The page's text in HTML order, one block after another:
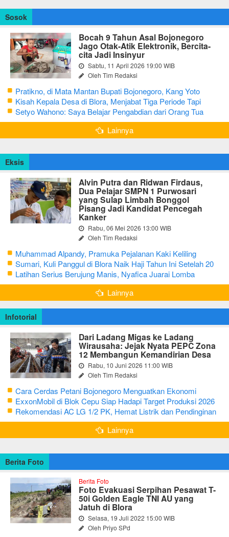
Sosok
Bocah 9 Tahun Asal Bojonegoro
Jago Otak-Atik Elektronik, Bercita-
cita Jadi Insinyur
Sabtu, 11 April 2026 19:00 WIB
Oleh Tim Redaksi
Pratikno, di Mata Mantan Bupati Bojonegoro, Kang Yoto
Kisah Kepala Desa di Blora, Menjabat Tiga Periode Tapi
Masih Hidup Sederhana
Setyo Wahono: Saya Belajar Pengabdian dari Orang Tua
Lainnya
Eksis
Alvin Putra dan Ridwan Firdaus,
Dua Pelajar SMPN 1 Purwosari
yang Sulap Limbah Bonggol
Pisang Jadi Kandidat Pencegah
Kanker
Rabu, 06 Mei 2026 13:00 WIB
Oleh Tim Redaksi
Muhammad Alpandy, Pramuka Pejalanan Kaki Keliling
Nusantara dengan Misi Literasi Budaya
Sumari, Kuli Panggul di Blora Naik Haji Tahun Ini Setelah 20
Tahun Sisihkan Uang Receh
Latihan Serius Berujung Manis, Nyafica Juarai Lomba
Bertutur tentang Nilai Hidup Orang Samin
Lainnya
Infotorial
Dari Ladang Migas ke Ladang
Wirausaha: Jejak Nyata PEPC Zona
12 Membangun Kemandirian Desa
Rabu, 10 Juni 2026 11:00 WIB
Oleh Tim Redaksi
Cara Cerdas Petani Bojonegoro Menguatkan Ekonomi
Keluarga
ExxonMobil di Blok Cepu Siap Hadapi Target Produksi 2026
Rekomendasi AC LG 1/2 PK, Hemat Listrik dan Pendinginan
Maksimal
Lainnya
Berita Foto
Berita Foto
Foto Evakuasi Serpihan Pesawat T-
50i Golden Eagle TNI AU yang
Jatuh di Blora
Selasa, 19 Juli 2022 15:00 WIB
Oleh Priyo SPd